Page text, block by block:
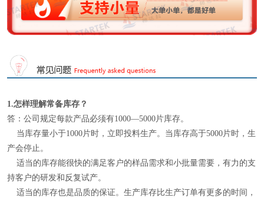
1.怎样理解常备库存？
答：公司规定每款产品必须有1000—5000片库存。
当库存量小于1000片时，立即投料生产。当库存高于5000片时，生
产会停止。
适当的库存能很快的满足客户的样品需求和小批量需要，有力的支
持客户的研发和反复试产。
适当的库存也是品质的保证。生产库存比生产订单有更多的时间，